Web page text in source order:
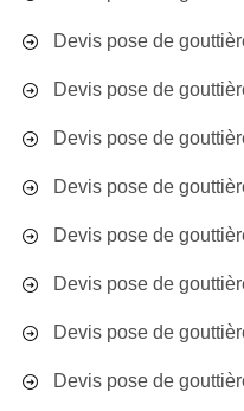
Devis pose de
Devis pose de
Devis pose de
Devis pose de
Devis pose de
Devis pose de
Devis pose de
Devis pose de